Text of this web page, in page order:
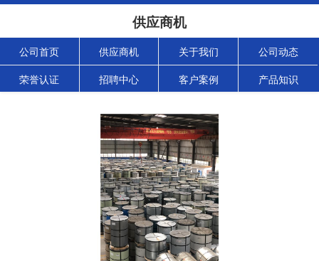
供应商机
公司首页 供应商机 关于我们 公司动态
荣誉认证 招聘中心 客户案例 产品知识